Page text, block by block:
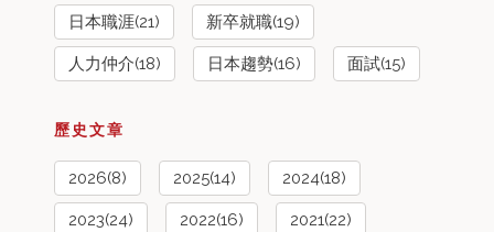
日本職涯(21) 新卒就職(19)
人力仲介(18) 日本趨勢(16) 面試(15)
歷史文章
2026(8) 2025(14) 2024(18)
2023(24) 2022(16) 2021(22)